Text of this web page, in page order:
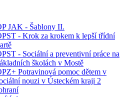
JAK - Šablony II.
- Krok za krokem k lepší třídní
- Sociální a preventivní práce na
školách v Mostě
Potravinová pomoc dětem v
nouzi v Ústeckém kraji 2